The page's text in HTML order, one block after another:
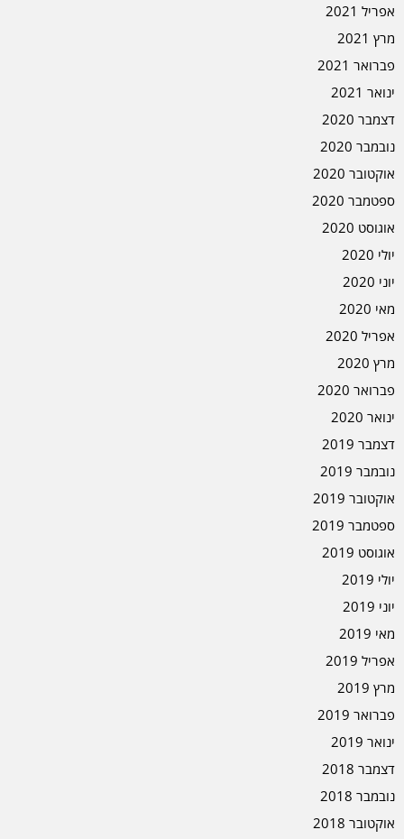
אפריל 2021
מרץ 2021
פברואר 2021
ינואר 2021
דצמבר 2020
נובמבר 2020
אוקטובר 2020
ספטמבר 2020
אוגוסט 2020
יולי 2020
יוני 2020
מאי 2020
אפריל 2020
מרץ 2020
פברואר 2020
ינואר 2020
דצמבר 2019
נובמבר 2019
אוקטובר 2019
ספטמבר 2019
אוגוסט 2019
יולי 2019
יוני 2019
מאי 2019
אפריל 2019
מרץ 2019
פברואר 2019
ינואר 2019
דצמבר 2018
נובמבר 2018
אוקטובר 2018